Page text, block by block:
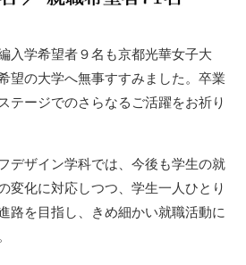
入学希望者９名も京都光華女子大
望の大学へ無事すすみました。卒業
テージでのさらなるご活躍をお祈り
デザイン学科では、今後も学生の就
変化に対応しつつ、学生一人ひとり
路を目指し、きめ細かい就職活動に